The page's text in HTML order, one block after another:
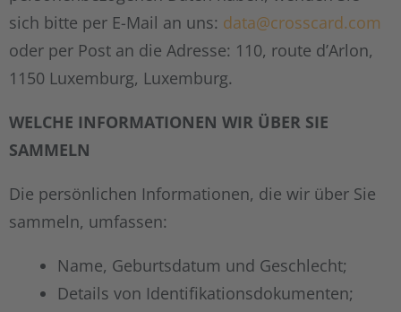
sich bitte per E-Mail an uns: data@crosscard.com
oder per Post an die Adresse: 110, route d’Arlon,
1150 Luxemburg, Luxemburg.
WELCHE INFORMATIONEN WIR ÜBER SIE
SAMMELN
Die persönlichen Informationen, die wir über Sie
sammeln, umfassen:
Name, Geburtsdatum und Geschlecht;
Details von Identifikationsdokumenten;